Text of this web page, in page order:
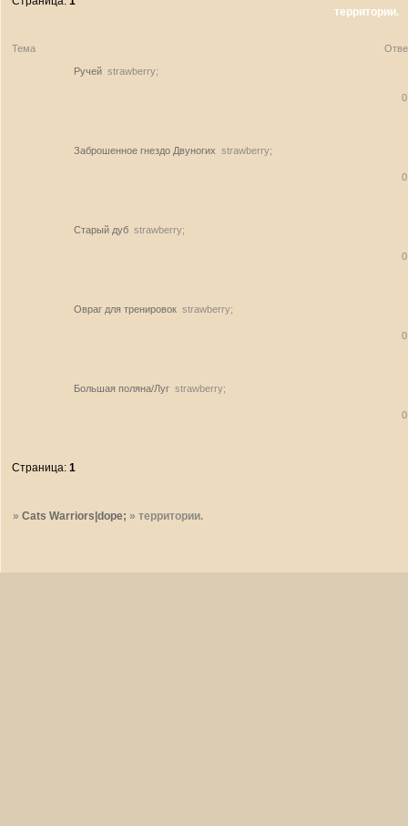
территории.
Тема
Ручей strawberry;
0
Заброшенное гнездо Двуногих strawberry;
0
Старый дуб strawberry;
0
Овраг для тренировок strawberry;
0
Большая поляна/Луг strawberry;
0
Страница:1
»Cats Warriors|dope; »территории.